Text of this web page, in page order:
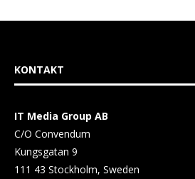
KONTAKT
IT Media Group AB
C/O Convendum
Kungsgatan 9
111 43 Stockholm, Sweden